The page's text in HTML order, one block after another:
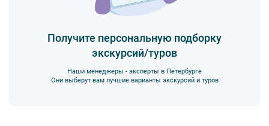
Получите персональную подборку
экскурсий/туров
Наши менеджеры - эксперты в Петербурге
Они выберут вам лучшие варианты экскурсий и туров